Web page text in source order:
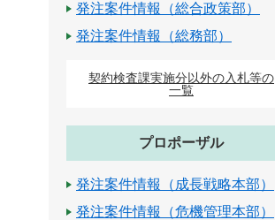
発注案件情報（総合政策部）
発注案件情報（総務部）
契約検査課実施分以外の入札等の
一覧
プロポーザル
発注案件情報（成長戦略本部）
発注案件情報（危機管理本部）